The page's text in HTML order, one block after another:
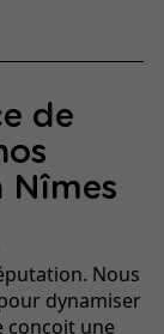
de
Nîmes
Nous
dynamiser
conçoit une